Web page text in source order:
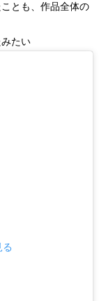
とも、作品全体の
たい